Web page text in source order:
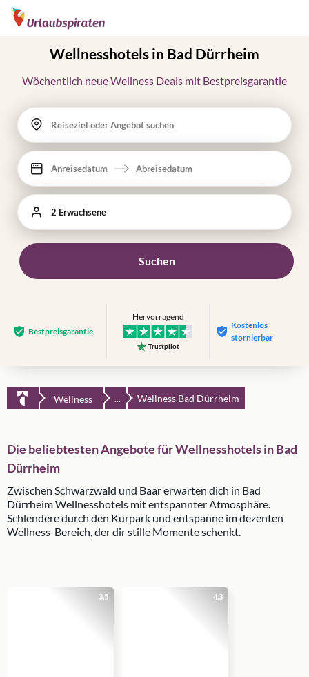
Wellnesshotels in Bad Dürrheim
Wöchentlich neue Wellness Deals mit Bestpreisgarantie
Reiseziel oder Angebot suchen
Anreisedatum Abreisedatum
2 Erwachsene
Suchen
Bestpreis­garantie
Hervorragend
Trustpilot
Kostenlos
stornierbar
Wellness ... Wellness Bad Dürrheim
Die beliebtesten Angebote für Wellnesshotels in Bad
Dürrheim
Zwischen Schwarzwald und Baar erwarten dich in Bad
Dürrheim Wellnesshotels mit entspannter Atmosphäre.
Schlendere durch den Kurpark und entspanne im dezenten
Wellness-Bereich, der dir stille Momente schenkt.
3.5 4.3